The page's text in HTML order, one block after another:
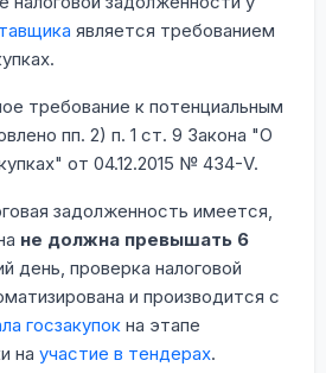
является требованием
требование к потенциальным
пп. 2) п. 1 ст. 9 Закона "О
от 04.12.2015 № 434-V.
задолженность имеется,
не должна превышать 6
день, проверка налоговой
и производится с
госзакупок на этапе
на участие в тендерах.